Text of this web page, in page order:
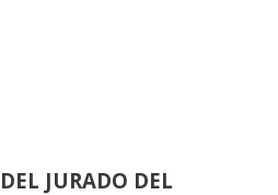
JURADO DEL